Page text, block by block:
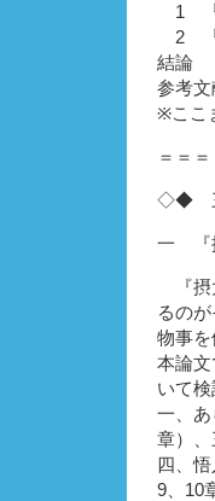
1 『
2 『
結論
参考文
※ここ
＝＝
◇◆ 三
一 『
『摂
るのが
物事
本論
いて検
一、
章）、
四、
9、10